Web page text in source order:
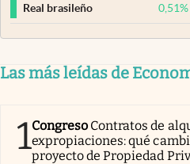
Real brasileño 0,51%
Las más leídas de
1Congreso Contratos de
expropiaciones: qué
proyecto de Propiedad